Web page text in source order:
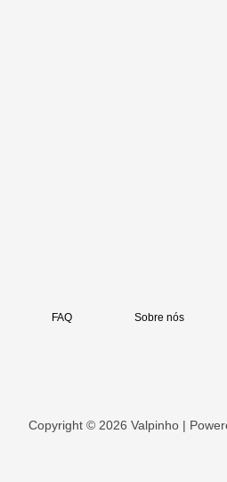
FAQ Sobre nós
Copyright © 2026 Valpinho |